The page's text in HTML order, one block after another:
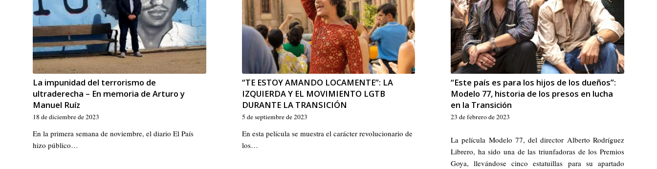
La impunidad del terrorismo de
ultraderecha – En memoria de Arturo y
Manuel Ruíz
18 de diciembre de 2023
En la primera semana de noviembre, el diario El País
hizo público…
“TE ESTOY AMANDO LOCAMENTE”: LA
IZQUIERDA Y EL MOVIMIENTO LGTB
DURANTE LA TRANSICIÓN
5 de septiembre de 2023
En esta película se muestra el carácter revolucionario de
los…
“Este país es para los hijos de los dueños”:
Modelo 77, historia de los presos en lucha
en la Transición
23 de febrero de 2023
La película Modelo 77, del director Alberto Rodríguez
Librero, ha sido una de las triunfadoras de los Premios
Goya, llevándose cinco estatuillas para su apartado